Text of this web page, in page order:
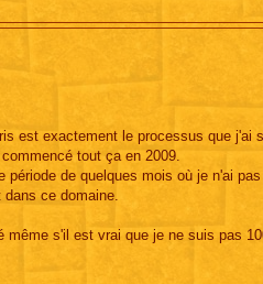
est exactement le processus que j'ai
tout ça en 2009.
de quelques mois où je n'ai
ce domaine.
s'il est vrai que je ne suis pas